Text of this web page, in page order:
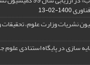
1400-02-13
نشریات وزارت علوم، تحقیقات
سازی در پایگاه استنادی علوم